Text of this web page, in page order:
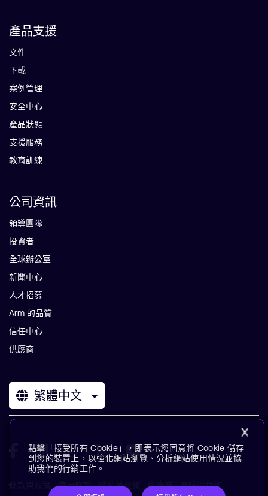
產品支援
文件
下載
案例管理
安全中心
產品狀態
支援服務
教育訓練
公司資訊
領導團隊
投資者
全球辦公室
新聞中心
人才招募
Arm 的品質
信任中心
供應商
繁體中文
條款與政策 使用條款 隱私權政策 供應商 無障礙功能
點擊「接受所有 Cookie」，即表示您同意將 Cookie 儲存
到您的裝置上，以強化網站瀏覽、分析網站使用情況並協
助我們的行銷工作。